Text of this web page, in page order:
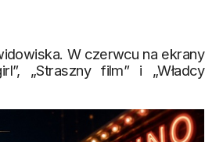
W czerwcu na ekrany
„Straszny film” i „Władcy